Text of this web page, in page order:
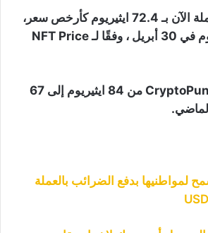
تبلغ قيمة القرود المملة الآن بـ 72.4 ايثيريوم كأرخص سعر،
مقارنة بـ 153 ايثيريوم في 30 أبريل ، وفقًا لـ NFT Price
وبالمثل، انخفض CryptoPunks من 84 ايثيريوم إلى 67
لمواطنيها بدفع الضرائب بالعملة